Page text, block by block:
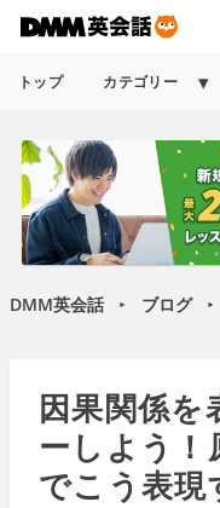
トップ カテゴリー
DMM英会話 ► ブログ ►
因果関係を
ーしよう！
でこう表現